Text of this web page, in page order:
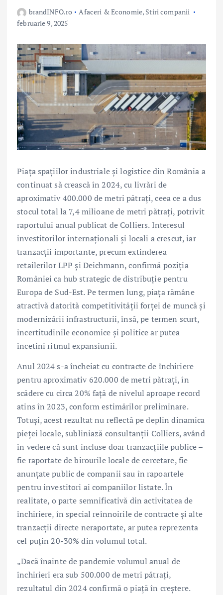
brandINFO.ro Afaceri & Economie, Stiri companii
februarie 9, 2025
Piața spațiilor industriale și logistice din România a
continuat să crească în 2024, cu livrări de
aproximativ 400.000 de metri pătrați, ceea ce a dus
stocul total la 7,4 milioane de metri pătrați, potrivit
raportului anual publicat de Colliers. Interesul
investitorilor internaționali și locali a crescut, iar
tranzacții importante, precum extinderea
retailerilor LPP și Deichmann, confirmă poziția
României ca hub strategic de distribuție pentru
Europa de Sud-Est. Pe termen lung, piața rămâne
atractivă datorită competitivității forței de muncă și
modernizării infrastructurii, însă, pe termen scurt,
incertitudinile economice și politice ar putea
încetini ritmul expansiunii.
Anul 2024 s-a încheiat cu contracte de închiriere
pentru aproximativ 620.000 de metri pătrați, în
scădere cu circa 20% față de nivelul aproape record
atins în 2023, conform estimărilor preliminare.
Totuși, acest rezultat nu reflectă pe deplin dinamica
pieței locale, subliniază consultanții Colliers, având
în vedere că sunt incluse doar tranzacțiile publice –
fie raportate de birourile locale de cercetare, fie
anunțate public de companii sau în rapoartele
pentru investitori ai companiilor listate. În
realitate, o parte semnificativă din activitatea de
închiriere, în special reînnoirile de contracte și alte
tranzacții directe neraportate, ar putea reprezenta
cel puțin 20-30% din volumul total.
„Dacă înainte de pandemie volumul anual de
închirieri era sub 500.000 de metri pătrați,
rezultatul din 2024 confirmă o piață în creștere.